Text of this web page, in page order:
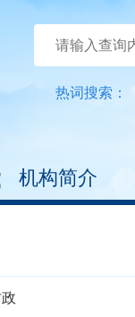
热词搜索：
机构简介